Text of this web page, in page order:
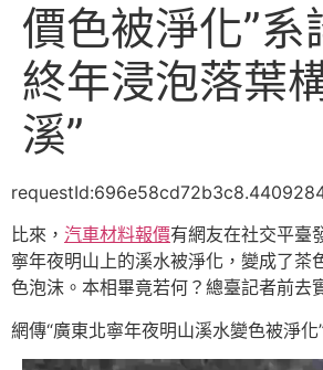
價色被淨化”系
終年浸泡落葉
溪”
比來， 汽車材料報價有網友在社交平臺
寧年夜明山上的溪水被淨化，變成了茶
色泡沫。本相畢竟若何？總臺記者前去
網傳“廣東北寧年夜明山溪水變色被淨化